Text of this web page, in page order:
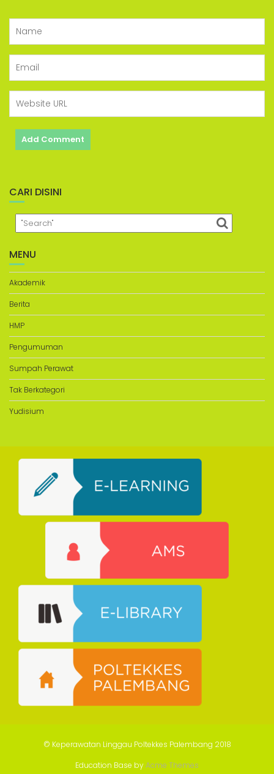
CARI DISINI
MENU
Akademik
Berita
HMP
Pengumuman
Sumpah Perawat
Tak Berkategori
Yudisium
© Keperawatan Linggau Poltekkes Palembang 2018
Education Base byAcme Themes